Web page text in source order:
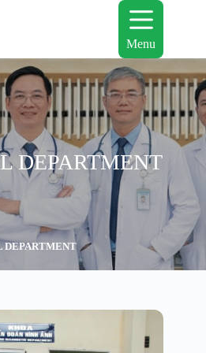
Menu
DEPARTMENT
DEPARTMENT